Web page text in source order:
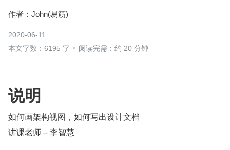
作者： John(易筋)
2020-06-11
本文字数：6195 字
阅读完需：约 20 分钟
说明
如何画架构视图，如何写出设计文档
讲课老师 – 李智慧